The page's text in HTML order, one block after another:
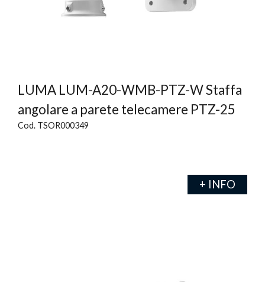
LUMA LUM-A20-WMB-PTZ-W Staffa
angolare a parete telecamere PTZ-25
Cod. TSOR000349
+ INFO